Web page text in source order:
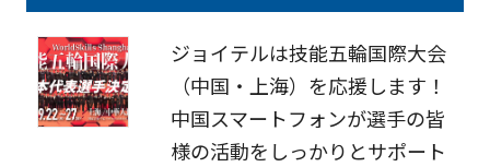
ジョイテルは技能五輪国際大会
（中国・上海）を応援します！
中国スマートフォンが選手の皆
様の活動をしっかりとサポート